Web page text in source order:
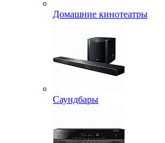
Домашние кинотеатры
Саундбары